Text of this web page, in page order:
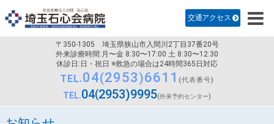
〒350-1305
埼玉県狭山市入間川2丁目37番20号
外来診療時間:月〜金 8:30〜17:00 土 8:30〜12:30
休診日:日・祝日 ※救急の場合は24時間365日対応
TEL.04 2953 6611 (代表番号)
TEL.04 2953 9995(外来予約センター)
診療科のご案内
病院紹介
医師・研修医採用
交通アクセス